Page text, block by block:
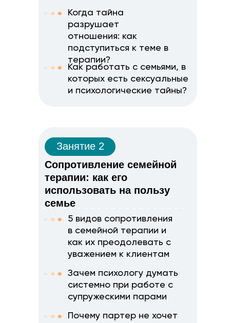
Когда тайна
разрушает
отношения: как
подступиться к теме в
терапии?
Как работать с семьями, в
которых есть сексуальные
и психологические тайны?
Занятие 2
Сопротивление семейной
терапии: как его
использовать на пользу
семье
5 видов сопротивления
в семейной терапии и
как их преодолевать с
уважением к клиентам
Зачем психологу думать
системно при работе с
супружескими парами
Почему партер не хочет